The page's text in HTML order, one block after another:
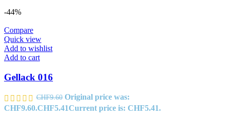
-44%
Compare
Quick view
Add to wishlist
Add to cart
Gellack 016
CHF9.60 Original price was:
CHF9.60.CHF5.41Current price is: CHF5.41.